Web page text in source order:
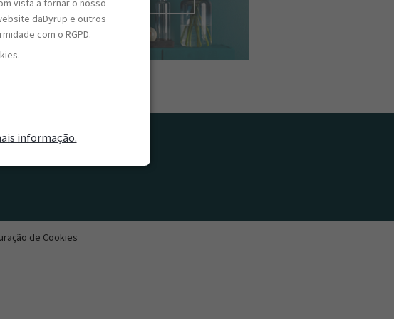
de Cookies
vista a tornar o nosso
daDyrup e outros
com o RGPD.
informação.